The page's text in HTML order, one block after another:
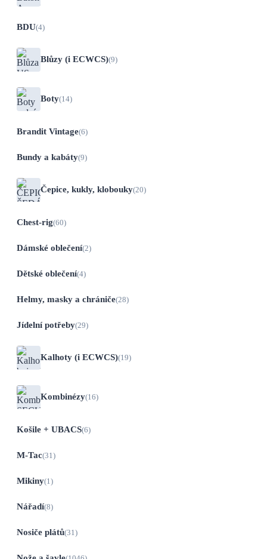
BDU(4)
Blůzy (i ECWCS)(9)
Boty(14)
Brandit Vintage(6)
Bundy a kabáty(9)
Čepice, kukly, klobouky(20)
Chest-rig(60)
Dámské oblečení(2)
Dětské oblečení(4)
Helmy, masky a chrániče(28)
Jídelní potřeby(29)
Kalhoty (i ECWCS)(19)
Kombinézy(16)
Košile + UBACS(6)
M-Tac(31)
Mikiny(1)
Nářadí(8)
Nosiče plátů(31)